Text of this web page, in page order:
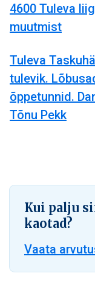
4600 Tuleva
muutmist
Tuleva
tulevik.
õppetunnid.
Tõnu Pekk
Kui palju
kaotad?
Vaata